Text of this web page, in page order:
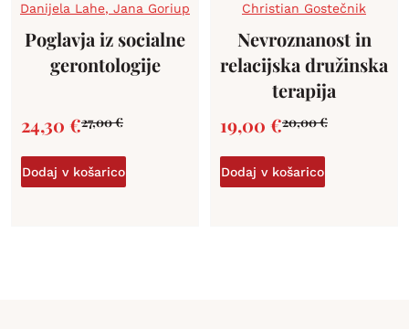
Danijela Lahe, Jana Goriup
Poglavja iz socialne
gerontologije
27,00€
24,30 €
Dodaj v košarico
Christian Gostečnik
Nevroznanost in
relacijska družinska
terapija
20,00€
19,00 €
Dodaj v košarico